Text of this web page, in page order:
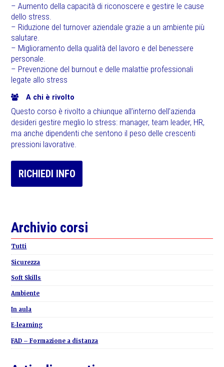
– Aumento della capacità di riconoscere e gestire le cause
dello stress.
– Riduzione del turnover aziendale grazie a un ambiente più
salutare.
– Miglioramento della qualità del lavoro e del benessere
personale.
– Prevenzione del burnout e delle malattie professionali
legate allo stress
A chi è rivolto
Questo corso è rivolto a chiunque all’interno dell’azienda
desideri gestire meglio lo stress: manager, team leader, HR,
ma anche dipendenti che sentono il peso delle crescenti
pressioni lavorative.
RICHIEDI INFO
Primary
Sidebar
Archivio corsi
Tutti
Sicurezza
Soft Skills
Ambiente
In aula
E-learning
FAD – Formazione a distanza